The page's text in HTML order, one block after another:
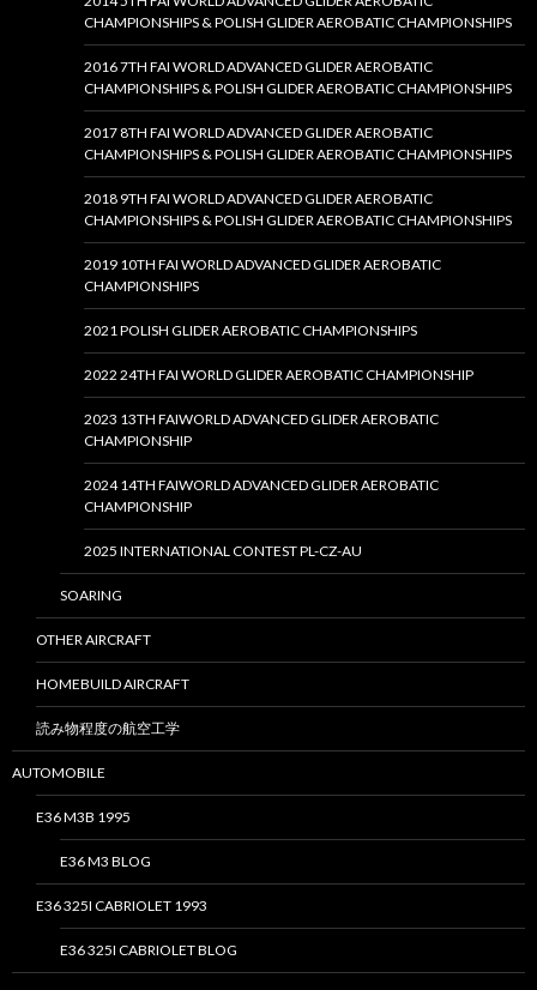
CHAMPIONSHIPS & POLISH GLIDER AEROBATIC CHAMPIONSHIPS
2016 7TH FAI WORLD ADVANCED GLIDER AEROBATIC
CHAMPIONSHIPS & POLISH GLIDER AEROBATIC CHAMPIONSHIPS
2017 8TH FAI WORLD ADVANCED GLIDER AEROBATIC
CHAMPIONSHIPS & POLISH GLIDER AEROBATIC CHAMPIONSHIPS
2018 9TH FAI WORLD ADVANCED GLIDER AEROBATIC
CHAMPIONSHIPS & POLISH GLIDER AEROBATIC CHAMPIONSHIPS
2019 10TH FAI WORLD ADVANCED GLIDER AEROBATIC
CHAMPIONSHIPS
2021 POLISH GLIDER AEROBATIC CHAMPIONSHIPS
2022 24TH FAI WORLD GLIDER AEROBATIC CHAMPIONSHIP
2023 13TH FAIWORLD ADVANCED GLIDER AEROBATIC
CHAMPIONSHIP
2024 14TH FAIWORLD ADVANCED GLIDER AEROBATIC
CHAMPIONSHIP
2025 INTERNATIONAL CONTEST PL-CZ-AU
SOARING
OTHER AIRCRAFT
HOMEBUILD AIRCRAFT
読み物程度の航空工学
AUTOMOBILE
E36 M3B 1995
E36 M3 BLOG
E36 325I CABRIOLET 1993
E36 325I CABRIOLET BLOG